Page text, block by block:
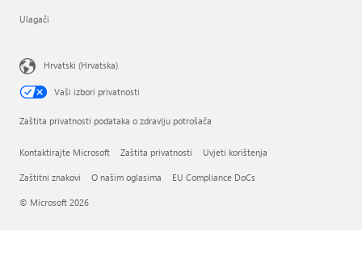
Ulagači
Hrvatski (Hrvatska)
Vaši izbori privatnosti
Zaštita privatnosti podataka o zdravlju potrošača
Kontaktirajte Microsoft Zaštita privatnosti Uvjeti korištenja
Zaštitni znakovi O našim oglasima EU Compliance DoCs
© Microsoft 2026